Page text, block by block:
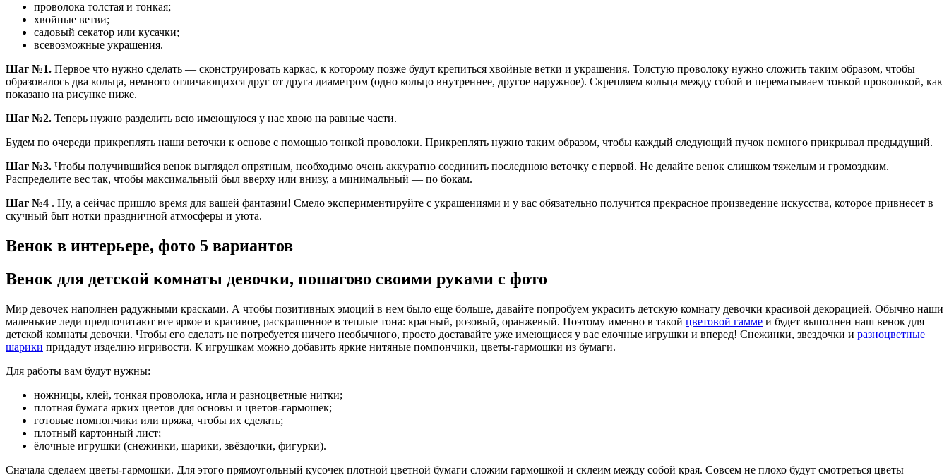
проволока толстая и тонкая;
хвойные ветви;
садовый секатор или кусачки;
всевозможные украшения.
Шаг №1. Первое что нужно сделать — сконструировать каркас, к которому позже будут крепиться хвойные ветки и украшения. Толстую проволоку нужно сложить таким образом, чтобы
образовалось два кольца, немного отличающихся друг от друга диаметром (одно кольцо внутреннее, другое наружное). Скрепляем кольца между собой и перематываем тонкой проволокой, как
показано на рисунке ниже.
Шаг №2. Теперь нужно разделить всю имеющуюся у нас хвою на равные части.
Будем по очереди прикреплять наши веточки к основе с помощью тонкой проволоки. Прикреплять нужно таким образом, чтобы каждый следующий пучок немного прикрывал предыдущий.
Шаг №3. Чтобы получившийся венок выглядел опрятным, необходимо очень аккуратно соединить последнюю веточку с первой. Не делайте венок слишком тяжелым и громоздким.
Распределите вес так, чтобы максимальный был вверху или внизу, а минимальный — по бокам.
Шаг №4 . Ну, а сейчас пришло время для вашей фантазии! Смело экспериментируйте с украшениями и у вас обязательно получится прекрасное произведение искусства, которое привнесет в
скучный быт нотки праздничной атмосферы и уюта.
Венок в интерьере, фото 5 вариантов
Венок для детской комнаты девочки, пошагово своими руками с фото
Мир девочек наполнен радужными красками. А чтобы позитивных эмоций в нем было еще больше, давайте попробуем украсить детскую комнату девочки красивой декорацией. Обычно наши
маленькие леди предпочитают все яркое и красивое, раскрашенное в теплые тона: красный, розовый, оранжевый. Поэтому именно в такой цветовой гамме и будет выполнен наш венок для
детской комнаты девочки. Чтобы его сделать не потребуется ничего необычного, просто доставайте уже имеющиеся у вас елочные игрушки и вперед! Снежинки, звездочки и разноцветные
шарики придадут изделию игривости. К игрушкам можно добавить яркие нитяные помпончики, цветы-гармошки из бумаги.
Для работы вам будут нужны:
ножницы, клей, тонкая проволока, игла и разноцветные нитки;
плотная бумага ярких цветов для основы и цветов-гармошек;
готовые помпончики или пряжа, чтобы их сделать;
плотный картонный лист;
ёлочные игрушки (снежинки, шарики, звёздочки, фигурки).
Сначала сделаем цветы-гармошки. Для этого прямоугольный кусочек плотной цветной бумаги сложим гармошкой и склеим между собой края. Совсем не плохо будут смотреться цветы